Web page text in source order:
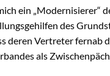
Grüne Dreieck
Tram M 41
ein „Modernisierer“
des
deren Vertreter fernab
als